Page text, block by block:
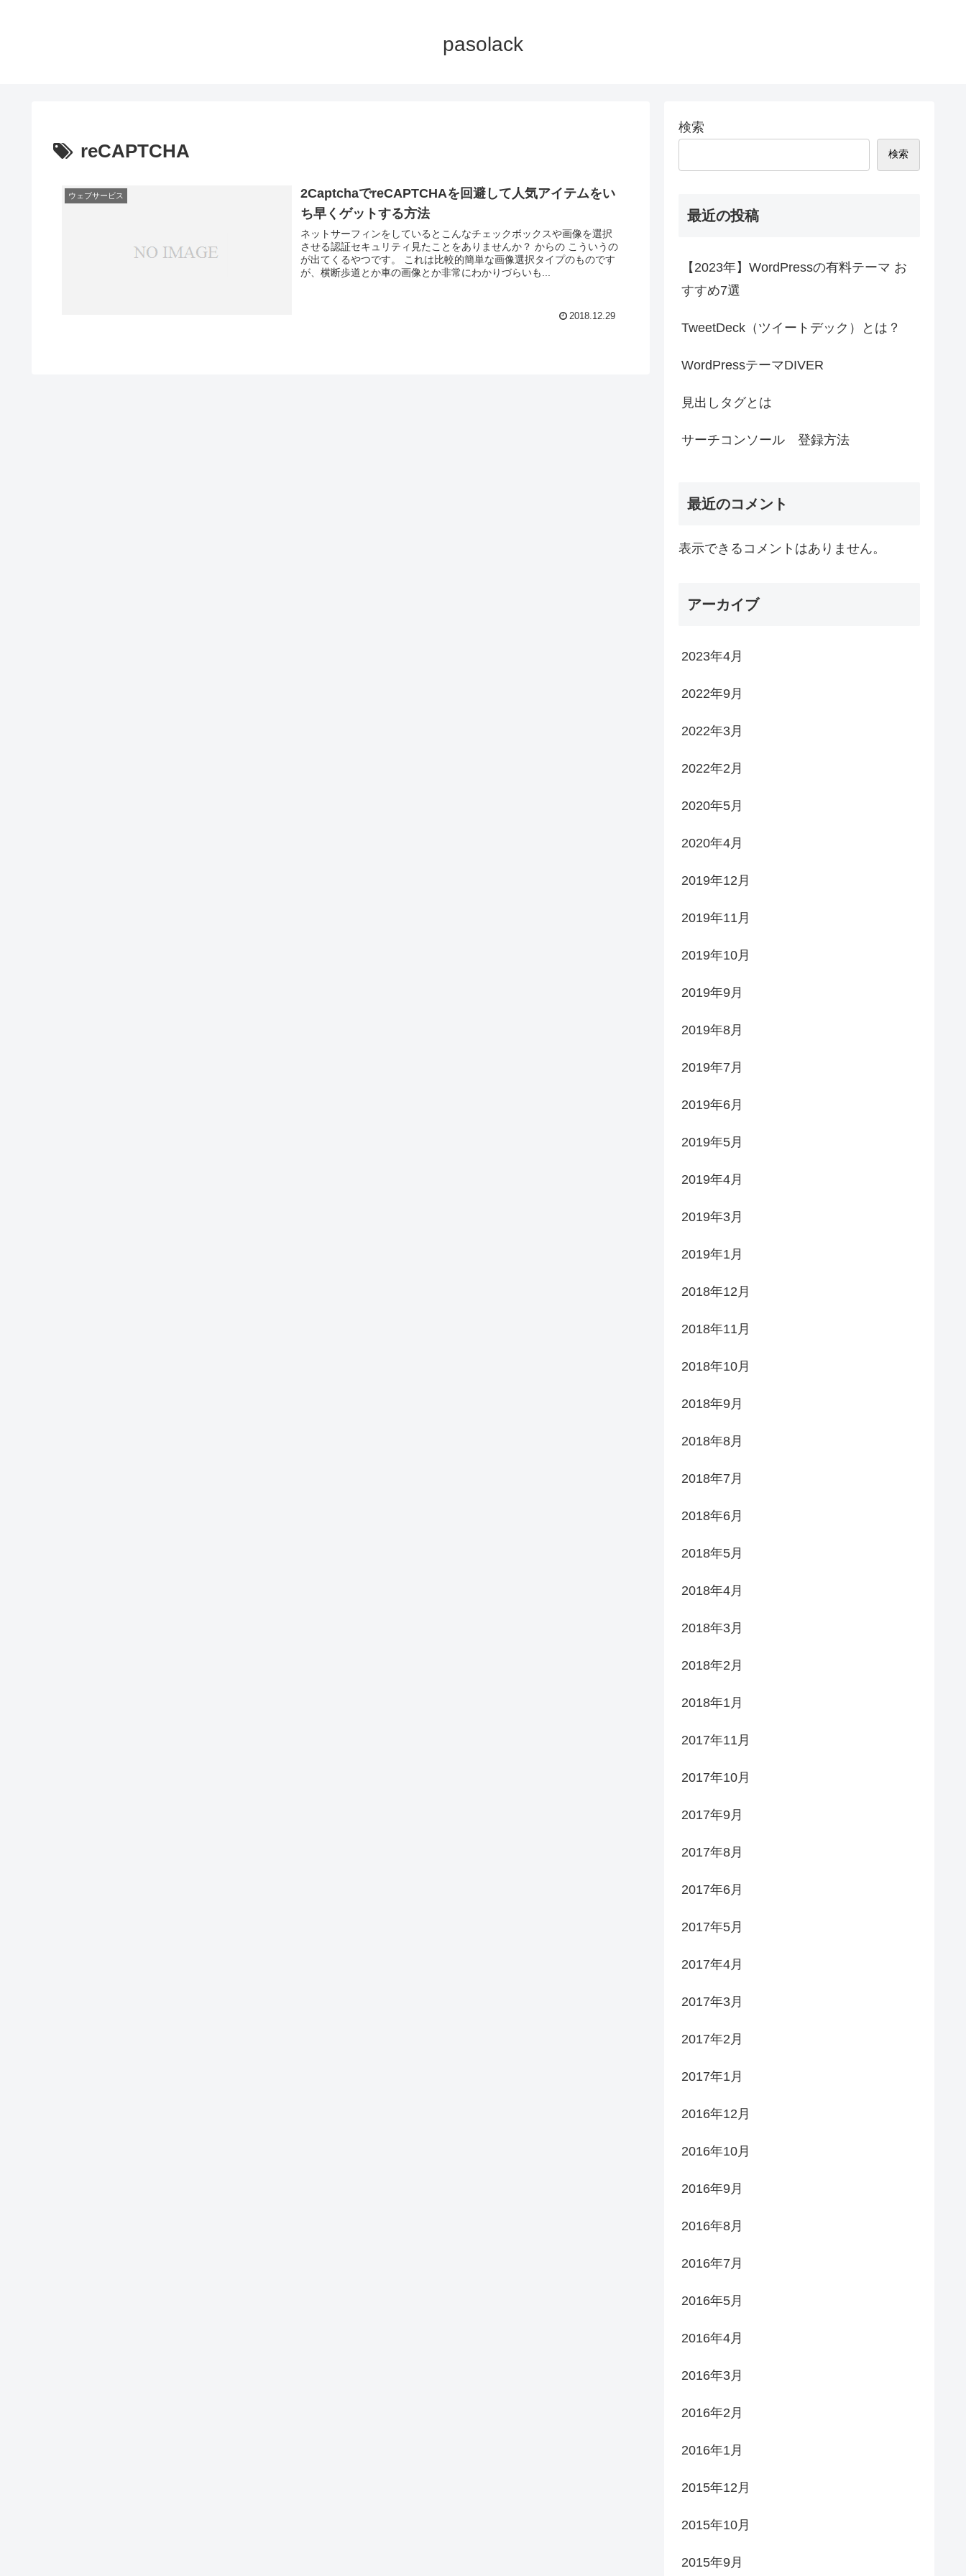
pasolack
reCAPTCHA
ウェブサービス
2CaptchaでreCAPTCHAを回避して人気アイテムをい
ち早くゲットする方法
ネットサーフィンをしているとこんなチェックボックスや画像を選択
させる認証セキュリティ見たことをありませんか？ からの こういうの
が出てくるやつです。 これは比較的簡単な画像選択タイプのものです
が、横断歩道とか車の画像とか非常にわかりづらいも...
2018.12.29
検索
検索
最近の投稿
【2023年】WordPressの有料テーマ お
すすめ7選
TweetDeck（ツイートデック）とは？
WordPressテーマDIVER
見出しタグとは
サーチコンソール 登録方法
最近のコメント
表示できるコメントはありません。
アーカイブ
2023年4月
2022年9月
2022年3月
2022年2月
2020年5月
2020年4月
2019年12月
2019年11月
2019年10月
2019年9月
2019年8月
2019年7月
2019年6月
2019年5月
2019年4月
2019年3月
2019年1月
2018年12月
2018年11月
2018年10月
2018年9月
2018年8月
2018年7月
2018年6月
2018年5月
2018年4月
2018年3月
2018年2月
2018年1月
2017年11月
2017年10月
2017年9月
2017年8月
2017年6月
2017年5月
2017年4月
2017年3月
2017年2月
2017年1月
2016年12月
2016年10月
2016年9月
2016年8月
2016年7月
2016年5月
2016年4月
2016年3月
2016年2月
2016年1月
2015年12月
2015年10月
2015年9月